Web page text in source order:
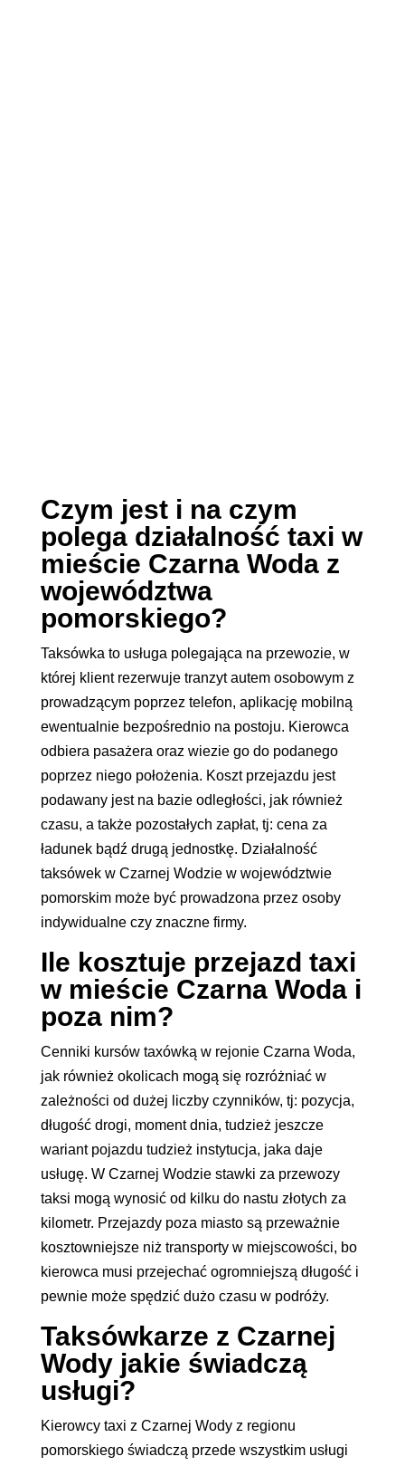
Czym jest i na czym
polega działalność taxi w
mieście Czarna Woda z
województwa
pomorskiego?
Taksówka to usługa polegająca na przewozie, w
której klient rezerwuje tranzyt autem osobowym z
prowadzącym poprzez telefon, aplikację mobilną
ewentualnie bezpośrednio na postoju. Kierowca
odbiera pasażera oraz wiezie go do podanego
poprzez niego położenia. Koszt przejazdu jest
podawany jest na bazie odległości, jak również
czasu, a także pozostałych zapłat, tj: cena za
ładunek bądź drugą jednostkę. Działalność
taksówek w Czarnej Wodzie w województwie
pomorskim może być prowadzona przez osoby
indywidualne czy znaczne firmy.
Ile kosztuje przejazd taxi
w mieście Czarna Woda i
poza nim?
Cenniki kursów taxówką w rejonie Czarna Woda,
jak również okolicach mogą się rozróżniać w
zależności od dużej liczby czynników, tj: pozycja,
długość drogi, moment dnia, tudzież jeszcze
wariant pojazdu tudzież instytucja, jaka daje
usługę. W Czarnej Wodzie stawki za przewozy
taksi mogą wynosić od kilku do nastu złotych za
kilometr. Przejazdy poza miasto są przeważnie
kosztowniejsze niż transporty w miejscowości, bo
kierowca musi przejechać ogromniejszą długość i
pewnie może spędzić dużo czasu w podróży.
Taksówkarze z Czarnej
Wody jakie świadczą
usługi?
Kierowcy taxi z Czarnej Wody z regionu
pomorskiego świadczą przede wszystkim usługi